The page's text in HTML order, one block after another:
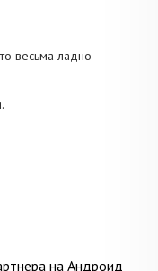
весьма ладно
на Андроид